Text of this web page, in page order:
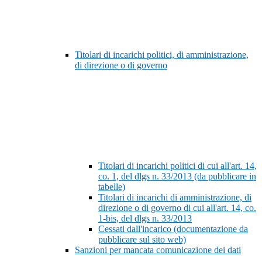
Titolari di incarichi politici, di amministrazione,
di direzione o di governo
Titolari di incarichi politici di cui all'art. 14,
co. 1, del dlgs n. 33/2013 (da pubblicare in
tabelle)
Titolari di incarichi di amministrazione, di
direzione o di governo di cui all'art. 14, co.
1-bis, del dlgs n. 33/2013
Cessati dall'incarico (documentazione da
pubblicare sul sito web)
Sanzioni per mancata comunicazione dei dati